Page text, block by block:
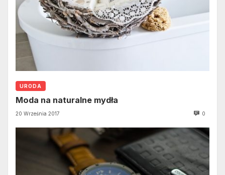
URODA
Moda na naturalne mydła
20 Września 2017 0